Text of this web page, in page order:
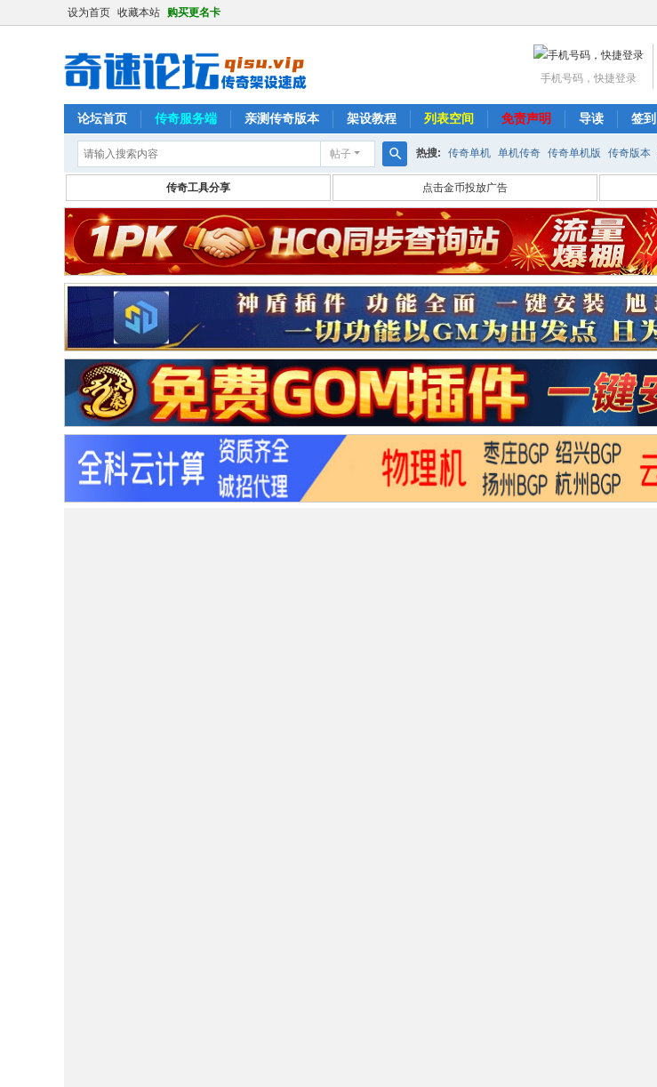
设为首页 收藏本站 购买更名卡
手机号码，快捷登录
论坛首页 传奇服务端 亲测传奇版本 架设教程 列表空间 免责声明 导读 签到
帖子
搜
索
热搜: 传奇单机 单机传奇 传奇单机版 传奇版本
传奇工具分享 点击金币投放广告